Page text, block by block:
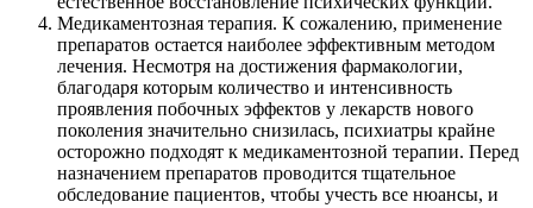
Медикаментозная терапия. К сожалению, применение
препаратов остается наиболее эффективным методом
лечения. Несмотря на достижения фармакологии,
благодаря которым количество и интенсивность
проявления побочных эффектов у лекарств нового
поколения значительно снизилась, психиатры крайне
осторожно подходят к медикаментозной терапии. Перед
назначением препаратов проводится тщательное
обследование пациентов, чтобы учесть все нюансы, и